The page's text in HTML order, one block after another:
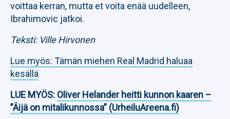
voittaa kerran, mutta et voita enää uudelleen,
Ibrahimovic jatkoi.
Teksti: Ville Hirvonen
Lue myös: Tämän miehen Real Madrid haluaa
kesällä
LUE MYÖS: Oliver Helander heitti kunnon kaaren –
”Äijä on mitalikunnossa” (UrheiluAreena.fi)